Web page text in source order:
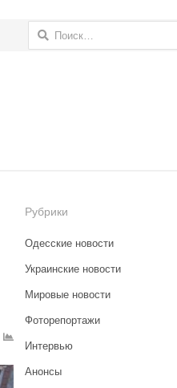
Найти:
Рубрики
Одесские новости
Украинские новости
Мировые новости
Фоторепортажи
Интервью
Анонсы